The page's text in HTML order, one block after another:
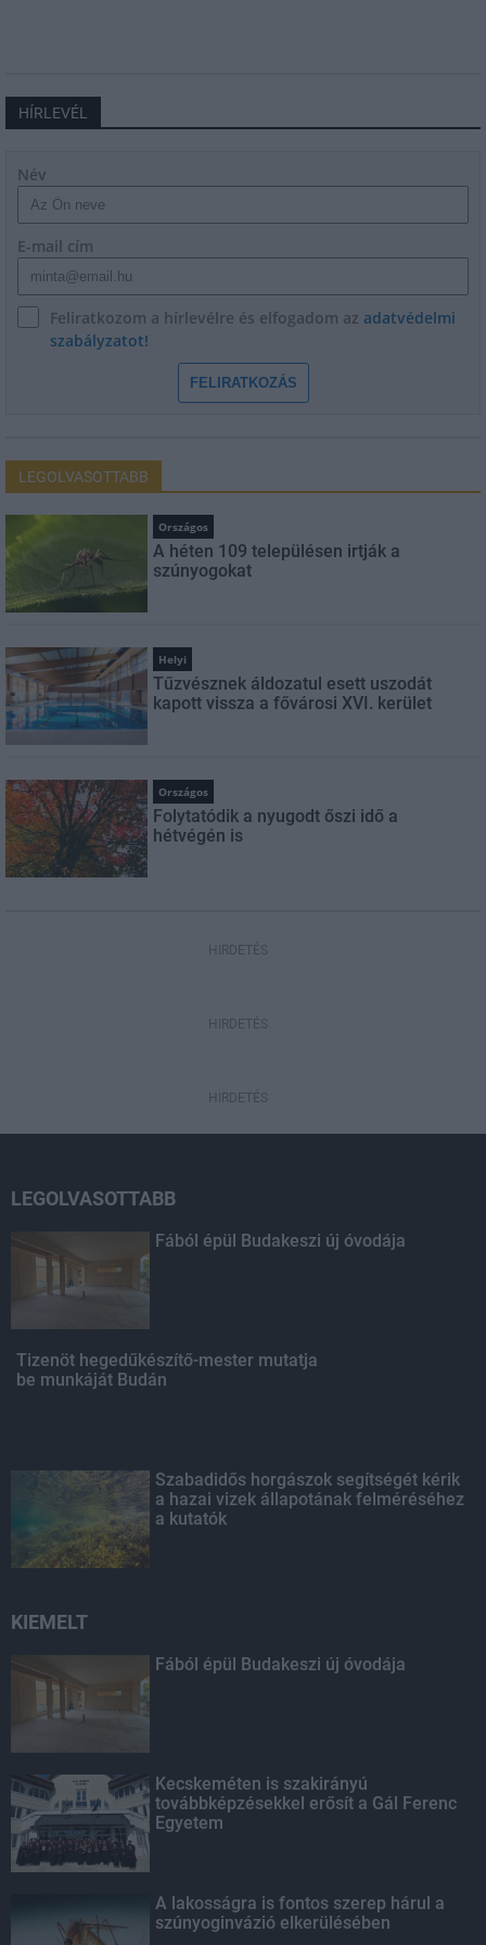
HÍRLEVÉL
Név
E-mail cím
Feliratkozom a hírlevélre és elfogadom az adatvédelmi
szabályzatot!
FELIRATKOZÁS
LEGOLVASOTTABB
Országos
A héten 109 településen irtják a
szúnyogokat
Helyi
Tűzvésznek áldozatul esett uszodát
kapott vissza a fővárosi XVI. kerület
Országos
Folytatódik a nyugodt őszi idő a
hétvégén is
HIRDETÉS
HIRDETÉS
HIRDETÉS
LEGOLVASOTTABB
Fából épül Budakeszi új óvodája
Tizenöt hegedűkészítő-mester mutatja
be munkáját Budán
Szabadidős horgászok segítségét kérik
a hazai vizek állapotának felméréséhez
a kutatók
KIEMELT
Fából épül Budakeszi új óvodája
Kecskeméten is szakirányú
továbbképzésekkel erősít a Gál Ferenc
Egyetem
A lakosságra is fontos szerep hárul a
szúnyoginvázió elkerülésében